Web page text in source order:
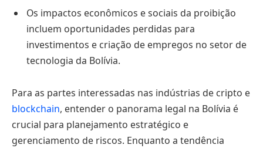
Os impactos econômicos e sociais da proibição
incluem oportunidades perdidas para
investimentos e criação de empregos no setor de
tecnologia da Bolívia.
Para as partes interessadas nas indústrias de cripto e
blockchain, entender o panorama legal na Bolívia é
crucial para planejamento estratégico e
gerenciamento de riscos. Enquanto a tendência